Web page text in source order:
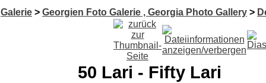
Galerie > Georgien Foto Galerie , Georgia Photo Gallery >
50 Lari - Fifty Lari